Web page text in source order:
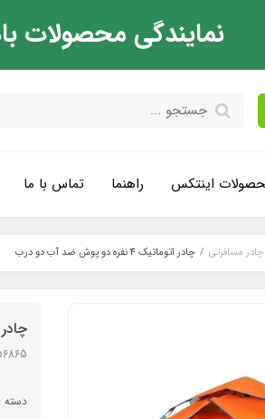
نمایندگی محصولات
اینتکس راهنما تماس با ما
چادر مسافرتی چادر اتوماتیک 4 نفره دو پوش ضد آب دو درب
چادر
دسته :